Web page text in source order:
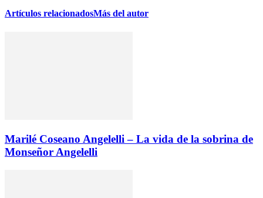
Artículos relacionadosMás del autor
Marilé Coseano Angelelli – La vida de la sobrina de
Monseñor Angelelli